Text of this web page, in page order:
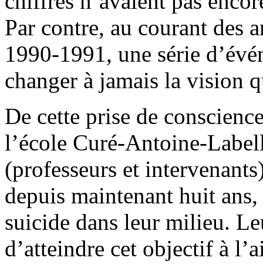
Par contre, au courant des
1990-1991, une série
changer à jamais la vision
De cette prise de
l’école Curé-Antoine-
(professeurs et
depuis maintenant huit
suicide dans leur milieu.
d’atteindre cet objectif à